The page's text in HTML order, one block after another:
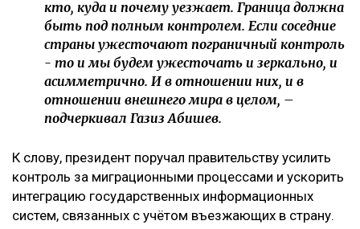
кто, куда и почему уезжает. Граница должна
быть под полным контролем. Если соседние
страны ужесточают пограничный контроль
- то и мы будем ужесточать и зеркально, и
асимметрично. И в отношении них, и в
отношении внешнего мира в целом, –
подчеркивал Газиз Абишев.
К слову, президент поручал правительству усилить
контроль за миграционными процессами и ускорить
интеграцию государственных информационных
систем, связанных с учётом въезжающих в страну.